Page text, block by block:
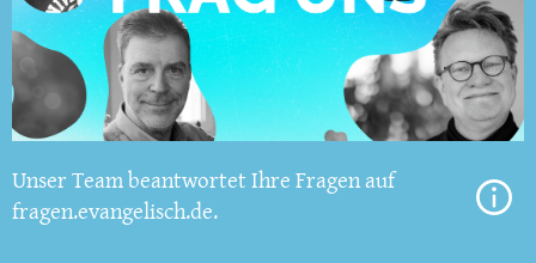
Unser Team beantwortet Ihre Fragen auf
fragen.evangelisch.de.